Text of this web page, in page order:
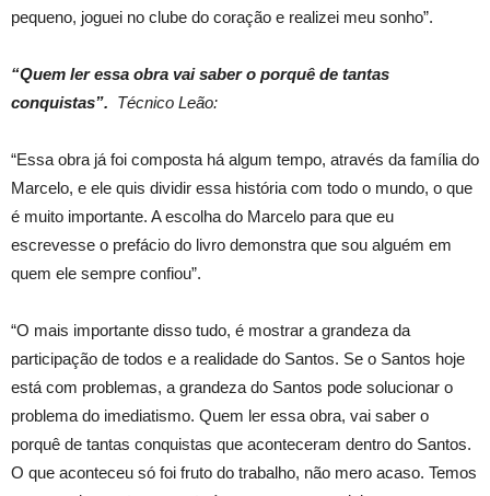
pequeno, joguei no clube do coração e realizei meu sonho”.
“Quem ler essa obra vai saber o porquê de tantas
conquistas”. Técnico Leão:
“Essa obra já foi composta há algum tempo, através da família do
Marcelo, e ele quis dividir essa história com todo o mundo, o que
é muito importante. A escolha do Marcelo para que eu
escrevesse o prefácio do livro demonstra que sou alguém em
quem ele sempre confiou”.
“O mais importante disso tudo, é mostrar a grandeza da
participação de todos e a realidade do Santos. Se o Santos hoje
está com problemas, a grandeza do Santos pode solucionar o
problema do imediatismo. Quem ler essa obra, vai saber o
porquê de tantas conquistas que aconteceram dentro do Santos.
O que aconteceu só foi fruto do trabalho, não mero acaso. Temos